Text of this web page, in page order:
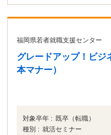
福岡県若者就職支援センター
グレードアップ！ビ
本マナー）
対象卒年 : 既卒（転職）
種別 : 就活セミナー